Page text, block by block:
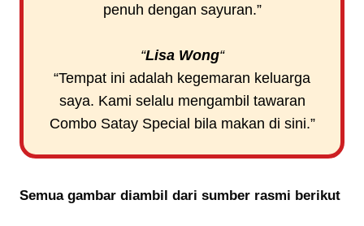
penuh dengan sayuran.”
“Lisa Wong“
“Tempat ini adalah kegemaran keluarga
saya. Kami selalu mengambil tawaran
Combo Satay Special bila makan di sini.”
Semua gambar diambil dari sumber rasmi berikut